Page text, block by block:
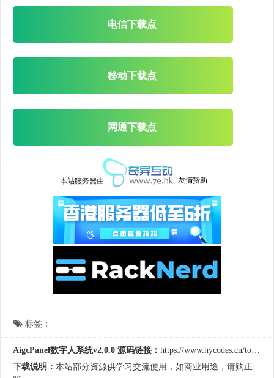
电信下载点
移动下载点
网通下载点
标签：
AigcPanel数字人系统v2.0.0 源码链接： https://www.hycodes.cn/tools/4944.html
下载说明： 本站部分资源供学习交流使用，如商业用途，请购正